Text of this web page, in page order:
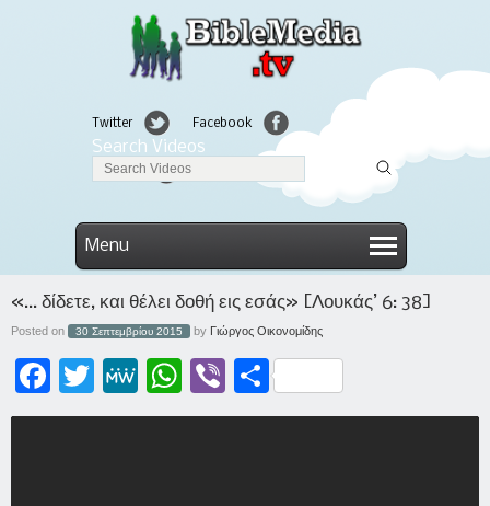
Twitter Facebook
Linkedin
Search Videos
Menu
«… δίδετε, και θέλει δοθή εις εσάς» [Λουκάς’ 6: 38]
Posted on 30 Σεπτεμβρίου 2015 by Γιώργος Οικονομίδης
Facebook Twitter MeWe WhatsAppViber Μοιραστείτε